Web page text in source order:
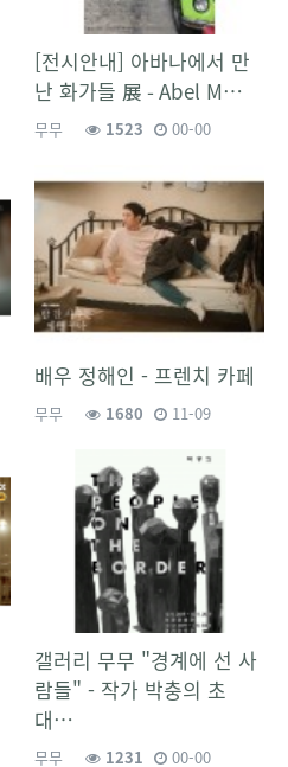
[전시안내] 아바나에서 만
난 화가들 展 - Abel M…
무무 1523 00-00
배우 정해인 - 프렌치 카페
무무 1680 11-09
갤러리 무무 "경계에 선 사
람들" - 작가 박충의 초
대…
무무 1231 00-00